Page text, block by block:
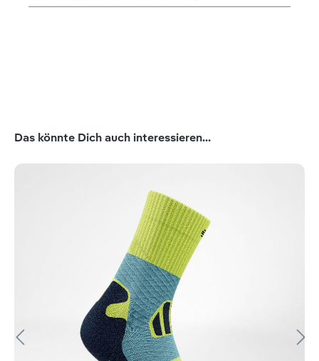
Produktgalerie überspringen
Das könnte Dich auch interessieren...